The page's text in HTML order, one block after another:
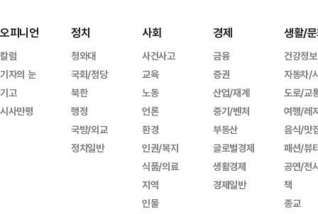
오피니언
칼럼
기자의 눈
기고
시사만평
정치
청와대
국회/정당
북한
행정
국방/외교
정치일반
사회
사건사고
교육
노동
언론
환경
인권/복지
식품/의료
지역
인물
경제
금융
증권
산업/재계
중기/벤처
부동산
글로벌경제
생활경제
경제일반
생활/
건강정보
자동차/
도로/교
여행/레
음식/맛
패션/뷰
공연/전
책
종교